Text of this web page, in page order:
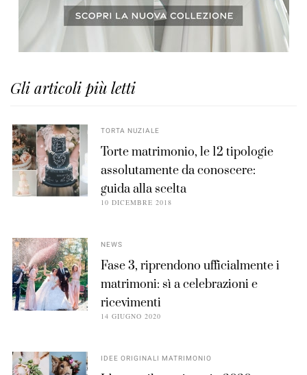
Gli articoli più letti
TORTA NUZIALE
Torte matrimonio, le 12 tipologie
assolutamente da conoscere:
guida alla scelta
10 DICEMBRE 2018
NEWS
Fase 3, riprendono ufficialmente i
matrimoni: sì a celebrazioni e
ricevimenti
14 GIUGNO 2020
IDEE ORIGINALI MATRIMONIO